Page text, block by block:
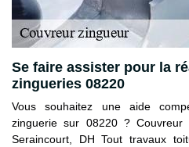
Se faire assister pour la
zingueries 08220
Vous souhaitez une aide
zinguerie sur 08220 ?
Seraincourt, DH Tout travaux